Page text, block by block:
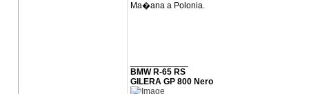
Ma�ana a Polonia.
BMW R-65 RS
GILERA GP 800 Nero